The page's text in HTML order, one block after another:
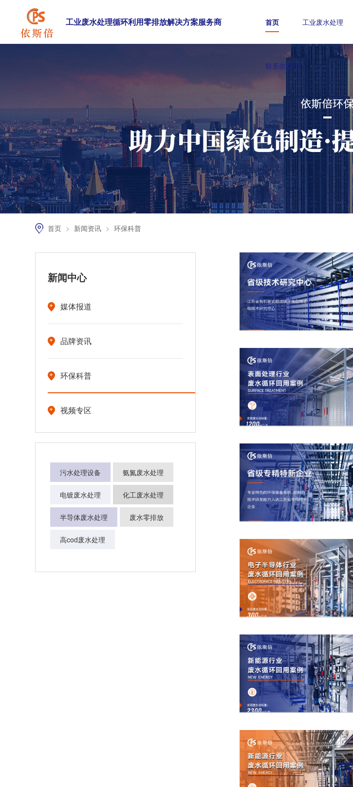
工业废水处理循环利用零排放解决方案服务商 首页 工业废水处理
联系依斯倍
首页 > 新闻资讯 > 环保科普
新闻中心
媒体报道
品牌资讯
环保科普
视频专区
污水处理设备 氨氮废水处理
电镀废水处理 化工废水处理
半导体废水处理 废水零排放
高cod废水处理